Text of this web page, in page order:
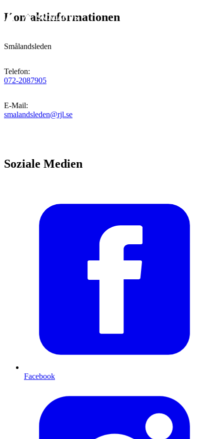
Kontaktinformationen
Smålandsleden
Telefon:
072-2087905
E-Mail:
smalandsleden@rjl.se
Soziale Medien
Facebook